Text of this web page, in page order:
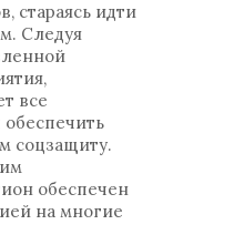
стараясь идти
Следуя
все
соцзащиту.
обеспечен
на многие